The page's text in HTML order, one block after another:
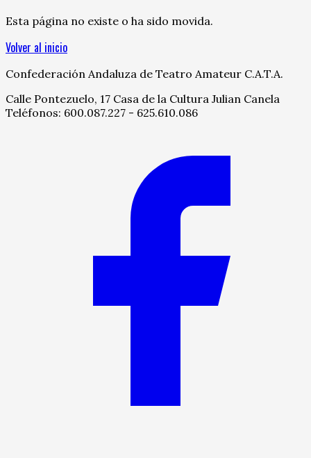
Esta página no existe o ha sido movida.
Volver al inicio
Confederación Andaluza de Teatro Amateur C.A.T.A.
Calle Pontezuelo, 17 Casa de la Cultura Julian Canela
Teléfonos: 600.087.227 - 625.610.086